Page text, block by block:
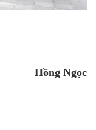
Hồng Ngọc